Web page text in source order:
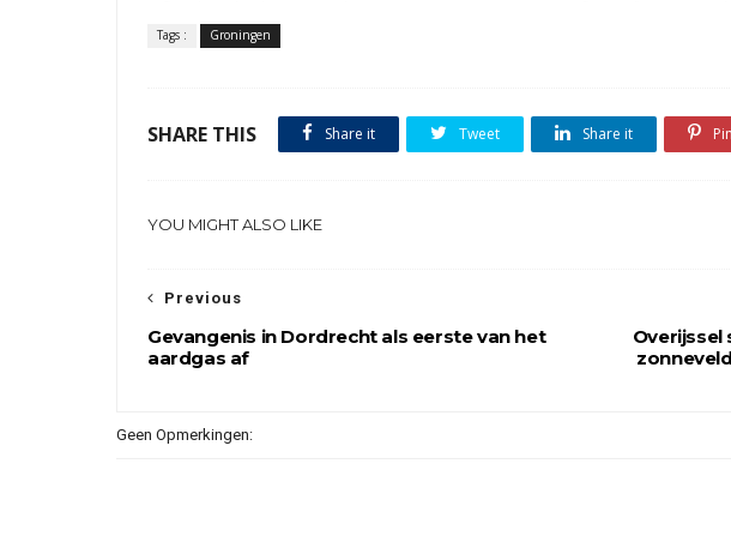
Tags : Groningen
SHARE THIS Share it Tweet Share it
YOU MIGHT ALSO LIKE
Previous
Gevangenis in Dordrecht als eerste van het
aardgas af
Geen Opmerkingen: